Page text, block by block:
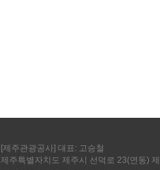
[제주관광공사] 대표: 고승철
제주특별자치도 제주시 선덕로 23(연동)